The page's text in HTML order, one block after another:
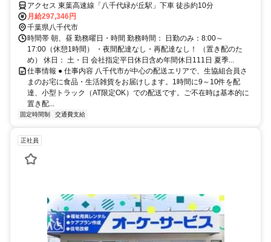
アクセス 東葉高速線「八千代緑が丘駅」下車 徒歩約10分
月給297,346円
千葉県八千代市
時間帯 朝、昼 勤務曜日・時間 勤務時間： 日勤のみ：8:00～
17:00（休憩1時間） ・夜間配達なし・再配達なし！ （置き配のた
め） 休日： 土・日 会社指定平日休日含め年間休日111日 夏季...
仕事情報 ● 仕事内容 八千代市が中心の配送エリアで、生協組合員さ
まのお宅に食品・生活雑貨をお届けします。1時間に9～10件を配
達、小型トラック（AT限定OK）での配送です。ご不在時は基本的に
置き配...
固定時間制 交通費支給
正社員